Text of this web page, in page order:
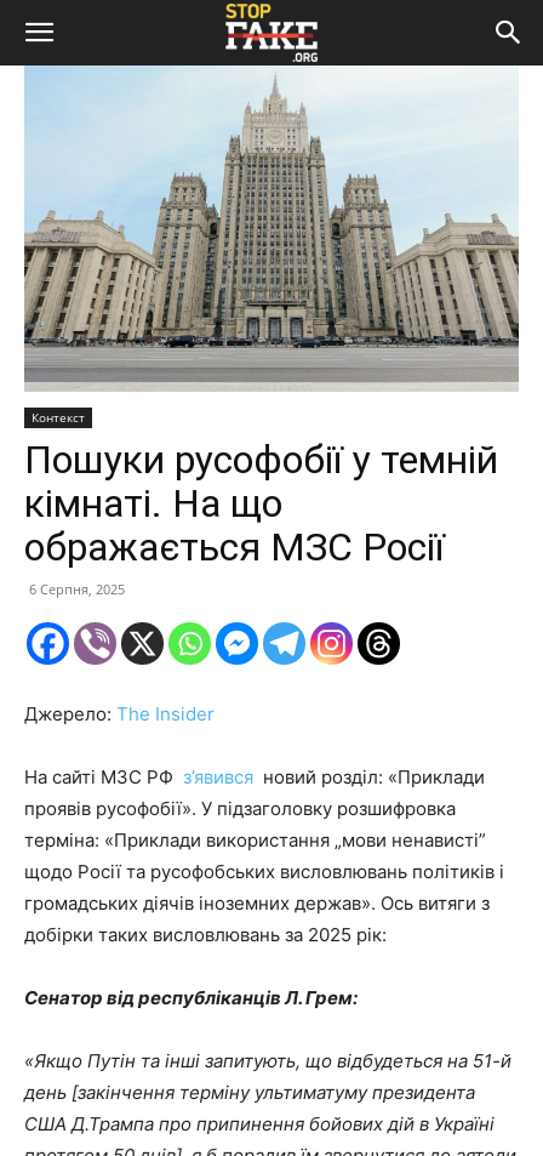
Контекст
Пошуки русофобії у темній
кімнаті. На що
ображається МЗС Росії
6 Серпня, 2025
Джерело: The Insider
На сайті МЗС РФ з’явився новий розділ: «Приклади
проявів русофобії». У підзаголовку розшифровка
терміна: «Приклади використання „мови ненависті”
щодо Росії та русофобських висловлювань політиків і
громадських діячів іноземних держав». Ось витяги з
добірки таких висловлювань за 2025 рік:
Сенатор від республіканців Л. Грем:
«Якщо Путін та інші запитують, що відбудеться на 51-й
день [закінчення терміну ультиматуму президента
США Д.Трампа про припинення бойових дій в Україні